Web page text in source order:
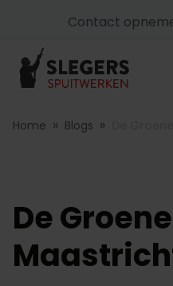
Contact
Home » Blogs »
De